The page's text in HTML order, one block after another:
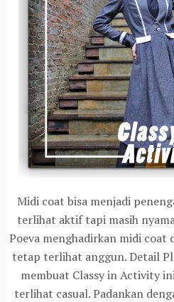
Midi coat bisa menjadi
terlihat aktif tapi masih
Poeva menghadirkan midi coat
tetap terlihat anggun. Detail
membuat Classy in Activity
terlihat casual. Padankan